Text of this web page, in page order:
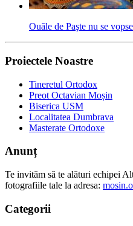
Ouăle de Paşte nu se
Proiectele Noastre
Tineretul Ortodox
Preot Octavian Moșin
Biserica USM
Localitatea Dumbrava
Masterate Ortodoxe
Anunț
Te invităm să te alături echipei
fotografiile tale la adresa:
Categorii